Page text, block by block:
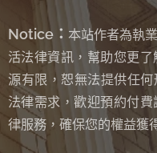
Notice： 本站作者為執
活法律資訊，幫助您更
源有限，恕無法提供任
法律需求，歡迎預約付
律服務，確保您的權益獲